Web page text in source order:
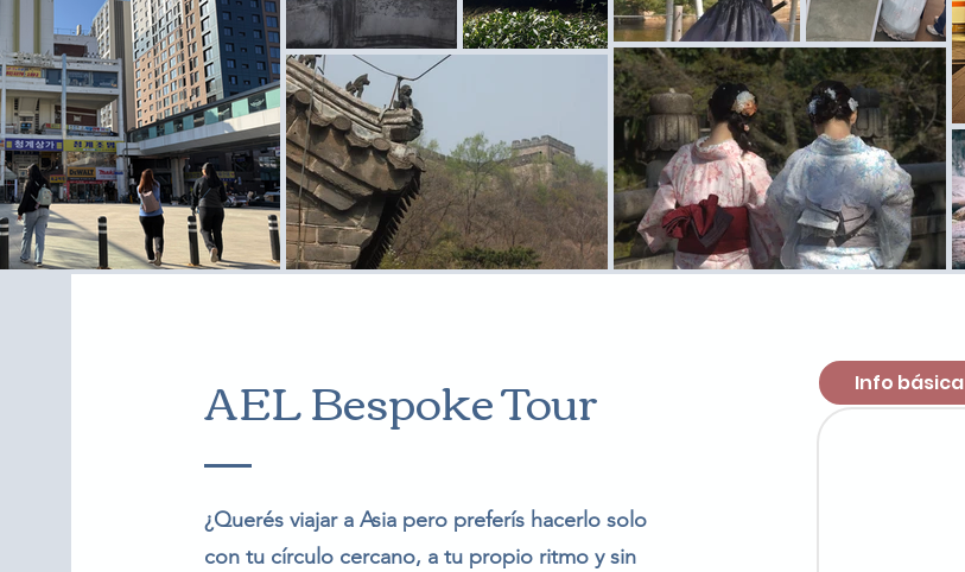
AEL Bespoke Tour
¿Querés viajar a Asia pero preferís hacerlo solo
con tu círculo cercano, a tu propio ritmo y sin
Info básica